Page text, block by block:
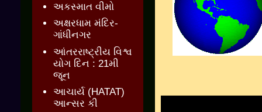
અકસ્માત વીમો
અક્ષરધામ મંદિર-
ગાંધીનગર
આંતરરાષ્ટ્રીય વિશ્વ
યોગ દિન : 21મી
જૂન
આચાર્ય (HATAT)
આન્સર કી